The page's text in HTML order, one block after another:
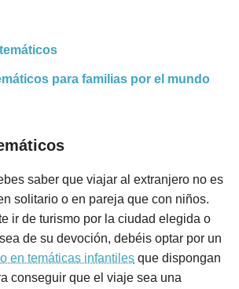
para familias por el mundo
saber que viajar al extranjero no es
solitario o en pareja que con niños.
ir de turismo por la ciudad elegida o
de su devoción, debéis optar por un
en temáticas infantiles que dispongan
conseguir que el viaje sea una